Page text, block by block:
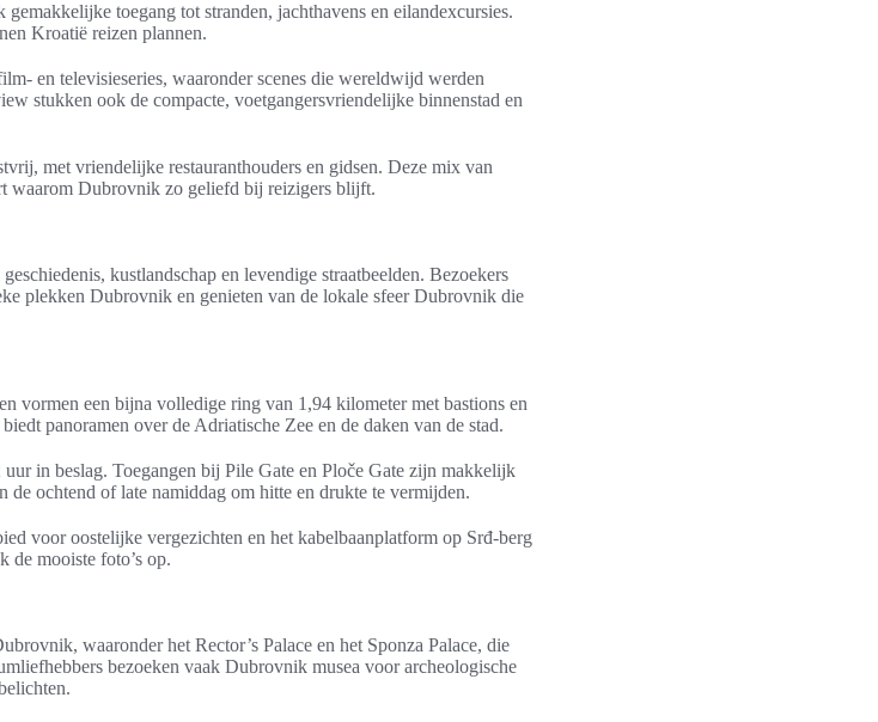
toegang tot stranden, jachthavens en eilandexcursies.
Kroatië reizen plannen.
en televisieseries, waaronder scenes die wereldwijd werden
stukken ook de compacte, voetgangersvriendelijke binnenstad en
met vriendelijke restauranthouders en gidsen. Deze mix van
waarom Dubrovnik zo geliefd bij reizigers blijft.
kustlandschap en levendige straatbeelden. Bezoekers
plekken Dubrovnik en genieten van de lokale sfeer Dubrovnik die
vormen een bijna volledige ring van 1,94 kilometer met bastions en
panoramen over de Adriatische Zee en de daken van de stad.
in beslag. Toegangen bij Pile Gate en Ploče Gate zijn makkelijk
de ochtend of late namiddag om hitte en drukte te vermijden.
voor oostelijke vergezichten en het kabelbaanplatform op Srđ-berg
de mooiste foto’s op.
waaronder het Rector’s Palace en het Sponza Palace, die
bezoeken vaak Dubrovnik musea voor archeologische